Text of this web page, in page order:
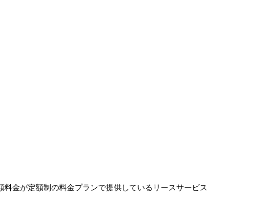
金が定額制の料金プランで提供しているリースサービス